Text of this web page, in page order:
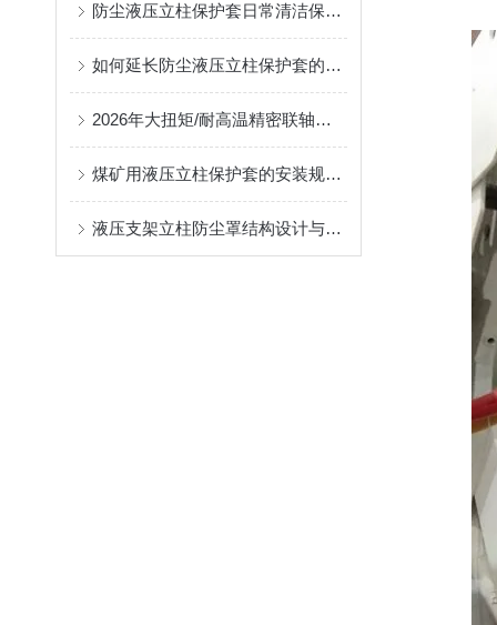
防尘液压立柱保护套日常清洁保养与更换规范
如何延长防尘液压立柱保护套的使用寿命？
2026年大扭矩/耐高温精密联轴器定制找哪家？能实现精准定制的优质厂家盘点
煤矿用液压立柱保护套的安装规范与使用寿命提升方案
液压支架立柱防尘罩结构设计与密封防护原理